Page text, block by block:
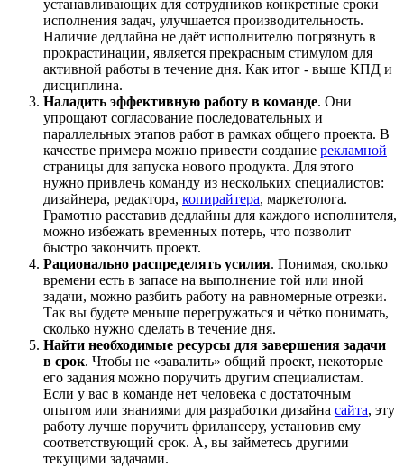
устанавливающих для сотрудников конкретные сроки
исполнения задач, улучшается производительность.
Наличие дедлайна не даёт исполнителю погрязнуть в
прокрастинации, является прекрасным стимулом для
активной работы в течение дня. Как итог - выше КПД и
дисциплина.
Наладить эффективную работу в команде. Они
упрощают согласование последовательных и
параллельных этапов работ в рамках общего проекта. В
качестве примера можно привести создание рекламной
страницы для запуска нового продукта. Для этого
нужно привлечь команду из нескольких специалистов:
дизайнера, редактора, копирайтера, маркетолога.
Грамотно расставив дедлайны для каждого исполнителя,
можно избежать временных потерь, что позволит
быстро закончить проект.
Рационально распределять усилия. Понимая, сколько
времени есть в запасе на выполнение той или иной
задачи, можно разбить работу на равномерные отрезки.
Так вы будете меньше перегружаться и чётко понимать,
сколько нужно сделать в течение дня.
Найти необходимые ресурсы для завершения задачи
в срок. Чтобы не «завалить» общий проект, некоторые
его задания можно поручить другим специалистам.
Если у вас в команде нет человека с достаточным
опытом или знаниями для разработки дизайна сайта, эту
работу лучше поручить фрилансеру, установив ему
соответствующий срок. А, вы займетесь другими
текущими задачами.